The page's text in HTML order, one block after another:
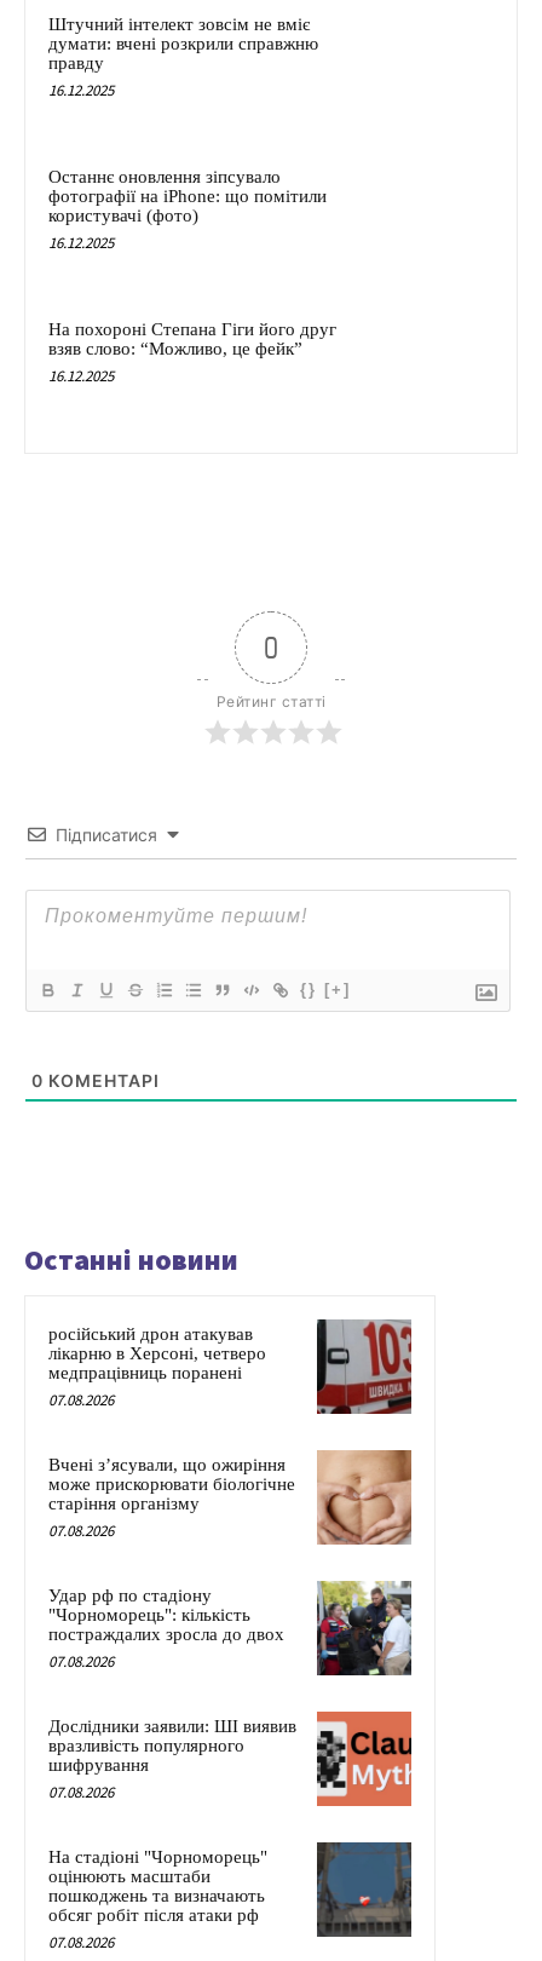
Штучний інтелект зовсім не вміє
думати: вчені розкрили справжню
правду
16.12.2025
Останнє оновлення зіпсувало
фотографії на iPhone: що помітили
користувачі (фото)
16.12.2025
На похороні Степана Гіги його друг
взяв слово: “Можливо, це фейк”
16.12.2025
0
Рейтинг статті
Підписатися
{} [+]
0 КОМЕНТАРІ
Останні новини
російський дрон атакував
лікарню в Херсоні, четверо
медпрацівниць поранені
07.08.2026
Вчені з’ясували, що ожиріння
може прискорювати біологічне
старіння організму
07.08.2026
Удар рф по стадіону
"Чорноморець": кількість
постраждалих зросла до двох
07.08.2026
Дослідники заявили: ШІ виявив
вразливість популярного
шифрування
07.08.2026
На стадіоні "Чорноморець"
оцінюють масштаби
пошкоджень та визначають
обсяг робіт після атаки рф
07.08.2026